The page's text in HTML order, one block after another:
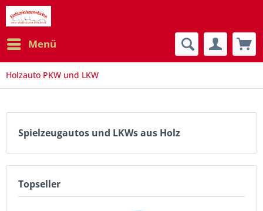
Menü
Holzauto PKW und LKW
Spielzeugautos und LKWs aus Holz
Topseller